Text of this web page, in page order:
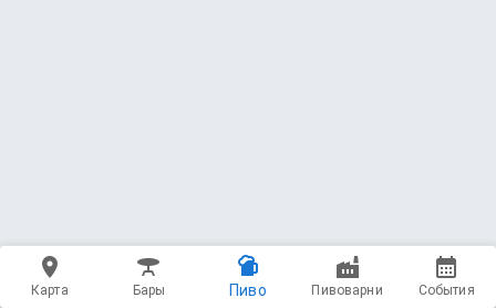
Карта Бары Пиво Пивоварни События